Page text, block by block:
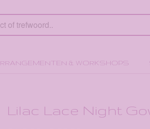
& WORKSHOPS
Lilac Lace Night